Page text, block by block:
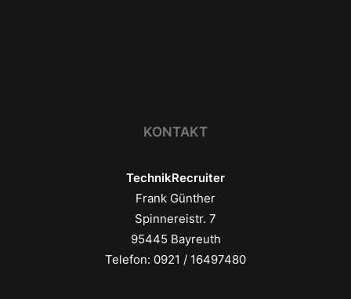
KONTAKT
TechnikRecruiter
Frank Günther
Spinnereistr. 7
95445 Bayreuth
Telefon: 0921 / 16497480